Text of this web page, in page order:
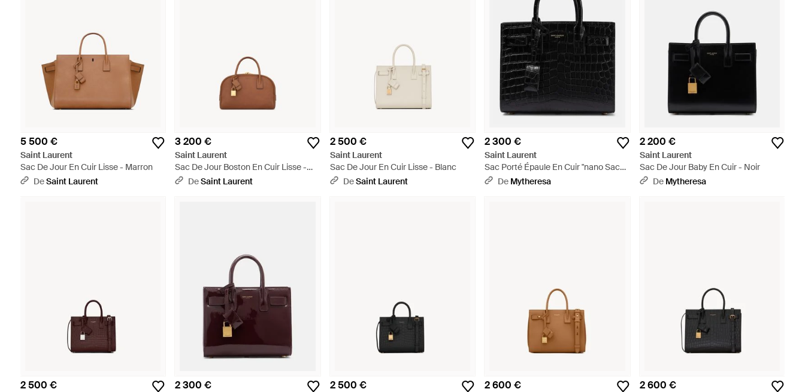
5 500 €
Saint Laurent
Sac De Jour En Cuir Lisse - Marron
DeSaint Laurent
3 200 €
Saint Laurent
Sac De Jour Boston En Cuir Lisse -
Marron
DeSaint Laurent
2 500 €
Saint Laurent
Sac De Jour En Cuir Lisse - Blanc
DeSaint Laurent
2 300 €
Saint Laurent
Sac Porté Épaule En Cuir "nano Sac
De Jour" - Noir
De Mytheresa
2 200 €
Saint Laurent
Sac De Jour Baby En Cuir - Noir
De Mytheresa
2 500 € 2 300 € 2 500 € 2 600 € 2 600 €